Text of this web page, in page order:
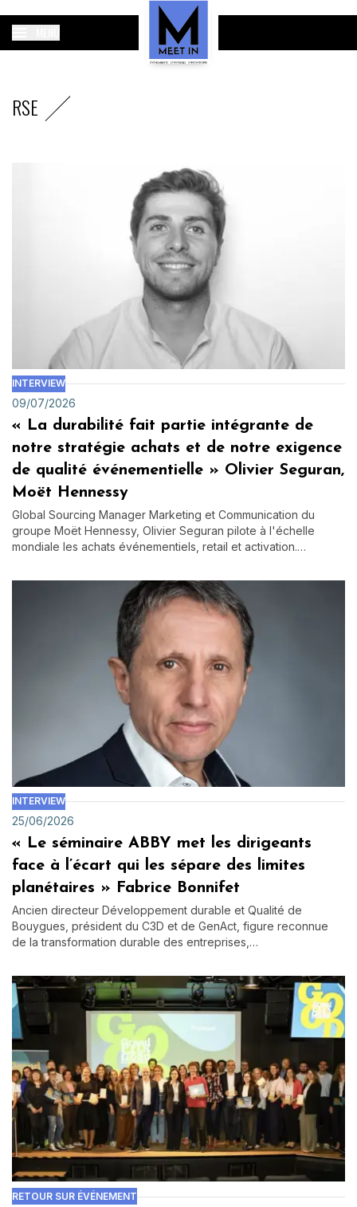
RSE
INTERVIEW
09/07/2026
« La durabilité fait partie intégrante de
notre stratégie achats et de notre exigence
de qualité événementielle » Olivier Seguran,
Moët Hennessy
Global Sourcing Manager Marketing et Communication du
groupe Moët Hennessy, Olivier Seguran pilote à l'échelle
mondiale les achats événementiels, retail et activation.…
INTERVIEW
25/06/2026
« Le séminaire ABBY met les dirigeants
face à l’écart qui les sépare des limites
planétaires » Fabrice Bonnifet
Ancien directeur Développement durable et Qualité de
Bouygues, président du C3D et de GenAct, figure reconnue
de la transformation durable des entreprises,…
RETOUR SUR ÉVÉNEMENT